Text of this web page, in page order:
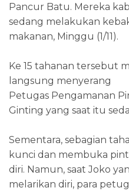
Pancur Batu. Mereka
sedang melakukan
makanan, Minggu (1/11).
Ke 15 tahanan tersebut
langsung menyerang
Petugas Pengamanan
Ginting yang saat itu
Sementara, sebagian
kunci dan membuka
diri. Namun, saat Joko
melarikan diri, para